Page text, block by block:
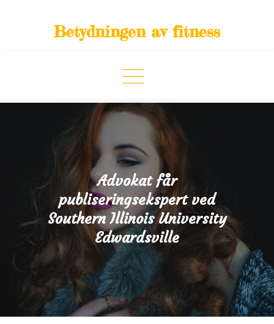
Betydningen av fitness
Advokat får
publiseringsekspert ved
Southern Illinois University
Edwardsville